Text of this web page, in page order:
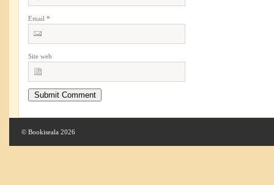
Email *
Site web
© Bookiseala 2026